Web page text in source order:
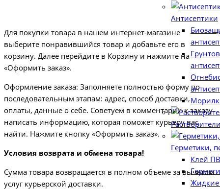
Антисептики
Герметики,
Клей
Жидкие
Для покупки товара в нашем интернет-магазине
выберите понравившийся товар и добавьте его в
корзину. Далее перейдите в Корзину и нажмите на
«Оформить заказ».
Оформление заказа: Заполняете полностью форму по
последовательным этапам: адрес, способ доставки,
оплаты, данные о себе. Советуем в комментарии к заказу
написать информацию, которая поможет курьеру вас
найти. Нажмите кнопку «Оформить заказ».
Условия возврата и обмена товара!
Сумма товара возвращается в полном объеме за вычетом
услуг курьерской доставки.